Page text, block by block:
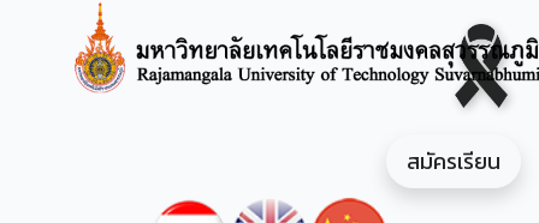
สมัครเรียน